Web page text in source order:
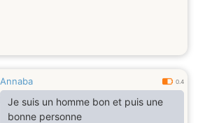
Annaba 0.4
Je suis un homme bon et puis une
bonne personne